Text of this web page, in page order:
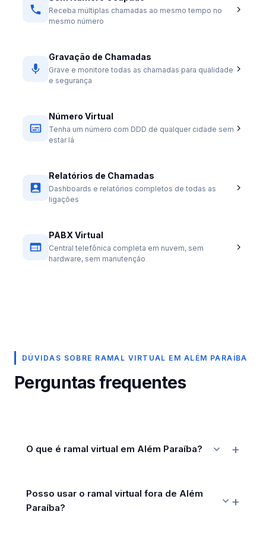
Receba múltiplas chamadas ao mesmo tempo no
mesmo número
Gravação de Chamadas
Grave e monitore todas as chamadas para qualidade
e segurança
Número Virtual
Tenha um número com DDD de qualquer cidade sem
estar lá
Relatórios de Chamadas
Dashboards e relatórios completos de todas as
ligações
PABX Virtual
Central telefônica completa em nuvem, sem
hardware, sem manutenção
DÚVIDAS SOBRE RAMAL VIRTUAL EM ALÉM PARAÍBA
Perguntas frequentes
O que é ramal virtual em Além Paraíba?
Posso usar o ramal virtual fora de Além
Paraíba?